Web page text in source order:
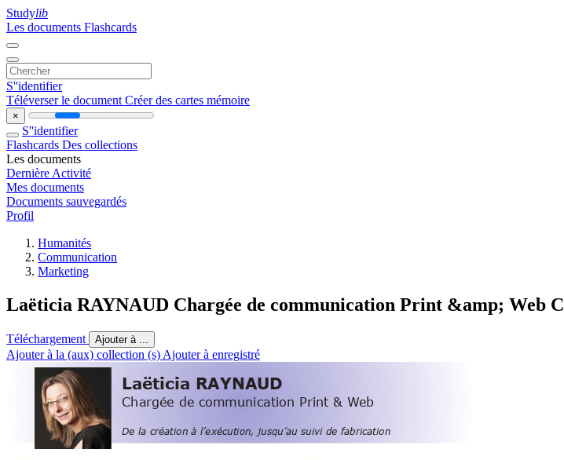
Studylib
Les documents Flashcards
S''identifier
Téléverser le document Créer des cartes mémoire
×
S''identifier
Flashcards Des collections
Les documents
Dernière Activité
Mes documents
Documents sauvegardés
Profil
Humanités
Communication
Marketing
Laëticia RAYNAUD Chargée de communication Print &amp; Web C
Téléchargement Ajouter à ...
Ajouter à la (aux) collection (s) Ajouter à enregistré
Laëticia RAYNAUD
Chargée de communication Print & Web
De la création à l’exécution, jusqu’au suivi de fabrication